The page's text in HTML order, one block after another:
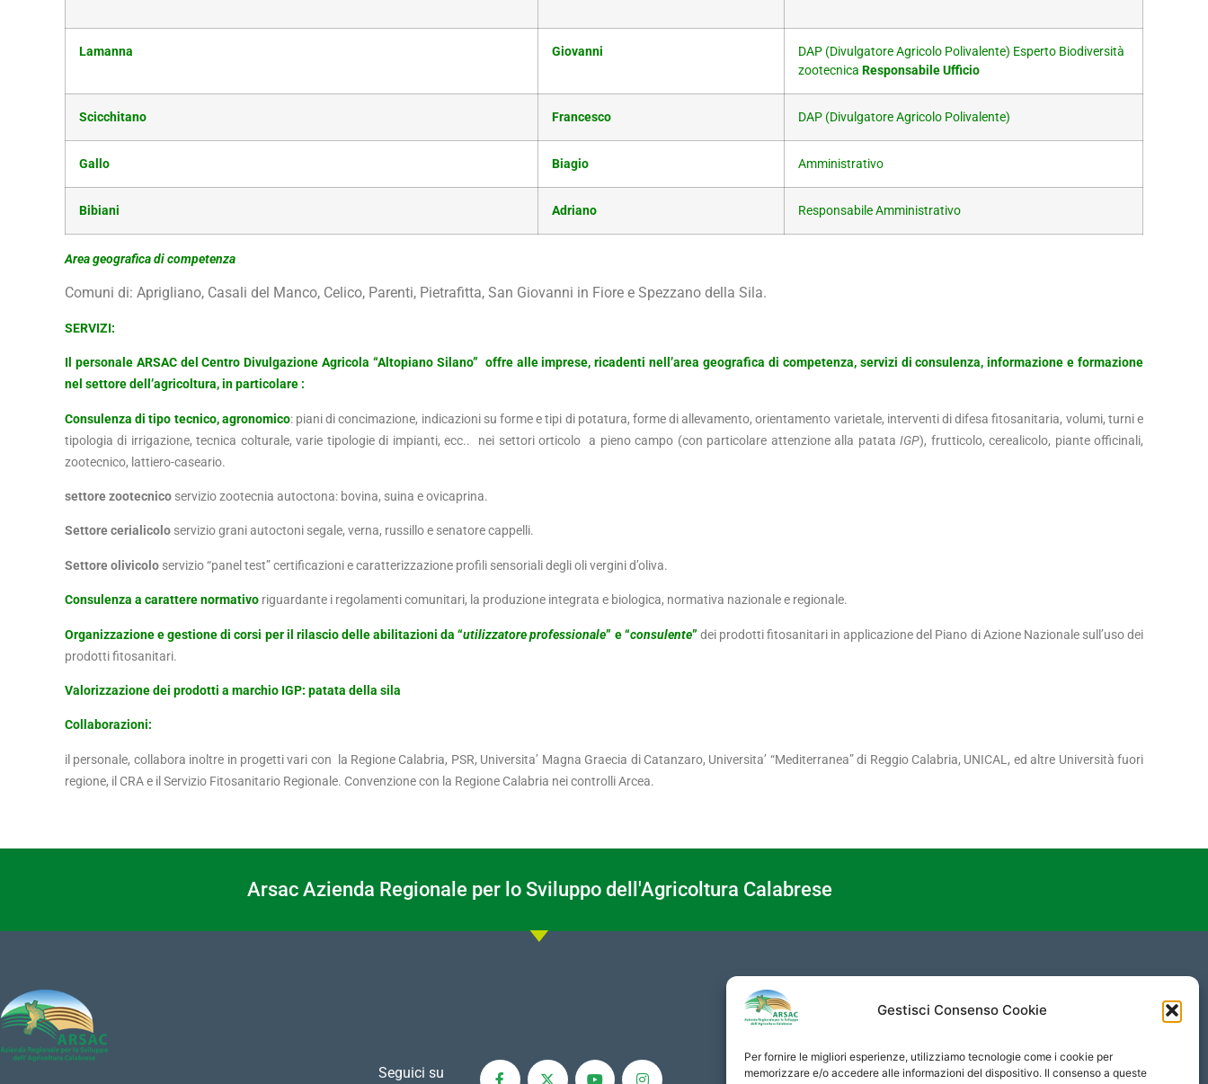
Gestisci Consenso Cookie
Per fornire le migliori esperienze, utilizziamo tecnologie come i cookie per
memorizzare e/o accedere alle informazioni del dispositivo. Il consenso a queste
Lamanna Giovanni
DAP (Divulgatore Agricolo Polivalente) Esperto Biodiversità
zootecnica Responsabile Ufficio
Scicchitano Francesco DAP (Divulgatore Agricolo Polivalente)
Gallo Biagio Amministrativo
Bibiani Adriano Responsabile Amministrativo
Area geografica di competenza
Comuni di: Aprigliano, Casali del Manco, Celico, Parenti, Pietrafitta, San Giovanni in Fiore e Spezzano della Sila.
SERVIZI:
Il personale ARSAC del Centro Divulgazione Agricola “Altopiano Silano” offre alle imprese, ricadenti nell’area geografica di competenza, servizi di consulenza, informazione e formazione
nel settore dell’agricoltura, in particolare :
Consulenza di tipo tecnico, agronomico: piani di concimazione, indicazioni su forme e tipi di potatura, forme di allevamento, orientamento varietale, interventi di difesa fitosanitaria, volumi, turni e
tipologia di irrigazione, tecnica colturale, varie tipologie di impianti, ecc.. nei settori orticolo a pieno campo (con particolare attenzione alla patata IGP), frutticolo, cerealicolo, piante officinali,
zootecnico, lattiero-caseario.
settore zootecnico servizio zootecnia autoctona: bovina, suina e ovicaprina.
Settore cerialicolo servizio grani autoctoni segale, verna, russillo e senatore cappelli.
Settore olivicolo servizio “panel test” certificazioni e caratterizzazione profili sensoriali degli oli vergini d’oliva.
Consulenza a carattere normativo riguardante i regolamenti comunitari, la produzione integrata e biologica, normativa nazionale e regionale.
Organizzazione e gestione di corsi per il rilascio delle abilitazioni da “utilizzatore professionale” e “consulente” dei prodotti fitosanitari in applicazione del Piano di Azione Nazionale sull’uso dei
prodotti fitosanitari.
Valorizzazione dei prodotti a marchio IGP: patata della sila
Collaborazioni:
il personale, collabora inoltre in progetti vari con la Regione Calabria, PSR, Universita’ Magna Graecia di Catanzaro, Universita’ “Mediterranea” di Reggio Calabria, UNICAL, ed altre Università fuori
regione, il CRA e il Servizio Fitosanitario Regionale. Convenzione con la Regione Calabria nei controlli Arcea.
Arsac Azienda Regionale per lo Sviluppo dell'Agricoltura Calabrese
Seguici su
PRIVACY
Informativa Privacy